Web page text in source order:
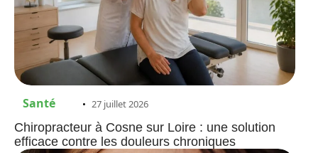
Santé 27 juillet 2026
Chiropracteur à Cosne sur Loire : une solution
efficace contre les douleurs chroniques